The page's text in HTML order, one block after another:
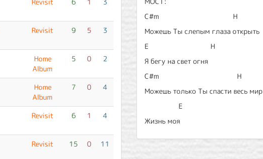
Revisit 9 5 3
Home
Album
5 0 2
Home
Album
7 0 4
Revisit 6 1 4
Revisit 15 0 11
C#m H
Можешь Ты слепым глаза открыть
E H
Я бегу на свет огня
C#m H
Можешь только Ты спасти весь мир
E
Жизнь моя